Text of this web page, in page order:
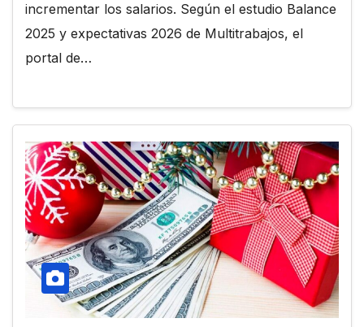
incrementar los salarios. Según el estudio Balance
2025 y expectativas 2026 de Multitrabajos, el
portal de…